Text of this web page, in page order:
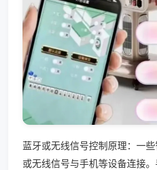
蓝牙或无线信号控制原理：一
或无线信号与手机等设备连接